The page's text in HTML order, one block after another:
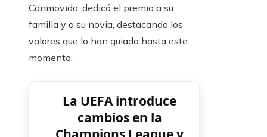
Conmovido, dedicó el premio a su
familia y a su novia, destacando los
valores que lo han guiado hasta este
momento.
La UEFA introduce
cambios en la